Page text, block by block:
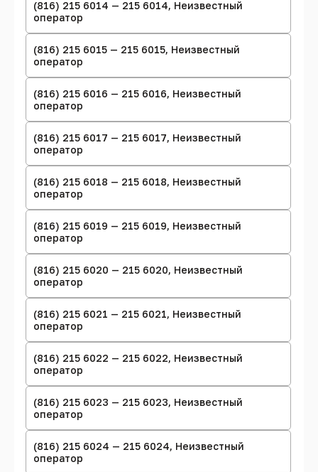
(816) 215 6014 — 215 6014, Неизвестный
оператор
(816) 215 6015 — 215 6015, Неизвестный
оператор
(816) 215 6016 — 215 6016, Неизвестный
оператор
(816) 215 6017 — 215 6017, Неизвестный
оператор
(816) 215 6018 — 215 6018, Неизвестный
оператор
(816) 215 6019 — 215 6019, Неизвестный
оператор
(816) 215 6020 — 215 6020, Неизвестный
оператор
(816) 215 6021 — 215 6021, Неизвестный
оператор
(816) 215 6022 — 215 6022, Неизвестный
оператор
(816) 215 6023 — 215 6023, Неизвестный
оператор
(816) 215 6024 — 215 6024, Неизвестный
оператор